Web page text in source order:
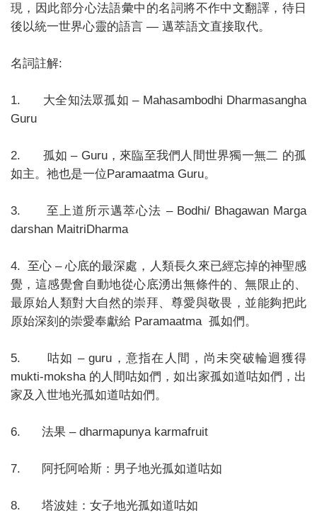
現，因此部分心法語彙中的名詞將不作中文翻譯，待日
後以統一世界心靈的語言 — 邁萃語文直接取代。
名詞註解:
1. 大全知法眾孤如 – Mahasambodhi Dharmasangha
Guru
2. 孤如 – Guru，來臨至我們人間世界獨一無二 的孤
如主。祂也是一位Paramaatma Guru。
3. 至上道所示邁萃心法 – Bodhi/ Bhagawan Marga
darshan MaitriDharma
4. 至心 – 心底的最深處，人類長久來已經忘掉的神聖感
覺，這感覺會自動地從心底湧出無條件的、無限止的、
最原始人類對大自然的崇拜、尊愛與敬畏，並能夠把此
原始深刻的崇愛奉獻給 Paramaatma 孤如們。
5. 咕如 – guru，意指在人間，尚未突破輪迴獲得
mukti-moksha 的人間咕如們，如出家孤如道咕如們，出
家及入世地光孤如道咕如們。
6. 法果 – dharmapunya karmafruit
7. 阿托阿哈斯：男子地光孤如道咕如
8. 塔波娃：女子地光孤如道咕如